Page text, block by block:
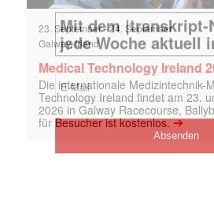
23. September-24. September
Galway, Irland
Medical Technology Ireland
Die internationale Medizintechnik-
Technology Ireland findet am 23.
2026 in Galway Racecourse,
für Besucher ist kostenlos.➔